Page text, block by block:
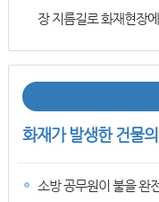
장 지름길로 화재현장
화재가 발생한 건물
소방 공무원이 불을 완